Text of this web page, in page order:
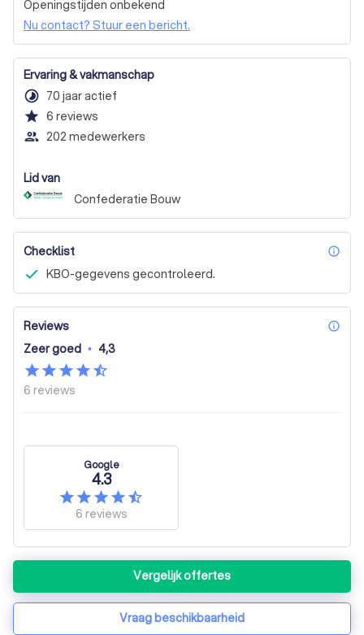
Openingstijden onbekend
Nu contact? Stuur een bericht.
Ervaring & vakmanschap
timelapse 70 jaar actief
star 6 reviews
people_outline 202 medewerkers
Lid van
Confederatie Bouw
Checklist
KBO-gegevens gecontroleerd.
Reviews
Zeer goed • 4,3
6 reviews
Google
4.3
6 reviews
Vergelijk offertes
Vraag beschikbaarheid